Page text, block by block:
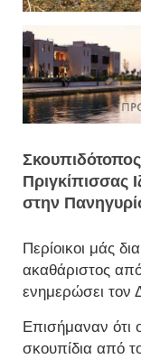
Πριγκίπισσας
στην
Περίοικοι μάς
ακαθάριστος
ενημερώσει τον
Επισήμαναν ότι
σκουπίδια από